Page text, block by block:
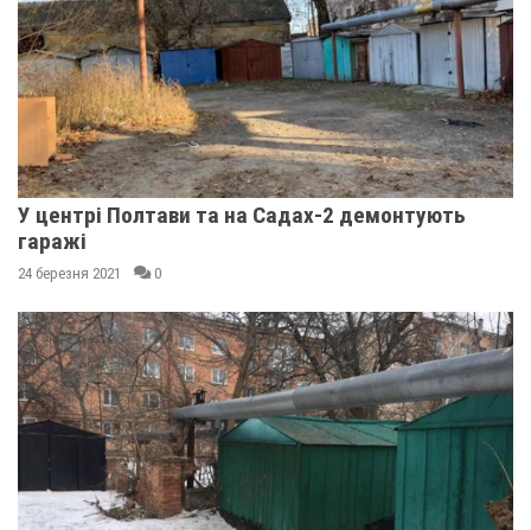
У центрі Полтави та на Садах-2 демонтують
гаражі
24 березня 2021 0